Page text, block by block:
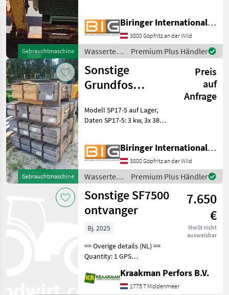
Gebrauchtmaschine
Biringer International GmbH
3800 Göpfritz an der Wild
Wassertechnik
/ Sonstige
Premium Plus Händler
Gebrauchtmaschine
Sonstige
Grundfos
Unterwasserpumpe
SP17-5 RP2 1/2
Preis
auf
Anfrage
Modell SP17-5 auf Lager,
Daten SP17-5: 3 kw, 3x 380-
99284892, Anschluss
Druckstutzen: RP2 1/2,
Pumpendrehzahl 29
Biringer International GmbH
3800 Göpfritz an der Wild
Wassertechnik
/ Sonstige
Premium Plus Händler
Sonstige SF7500
ontvanger
7.650
€
MwSt nicht
ausweisbar
Bj. 2025
== Overige details (NL) ==
Quantity: 1 GPS
Permanent Ready Exclusief
RTK Radio Nieuw
Kraakman Perfors B.V.
1775 T Middenmeer